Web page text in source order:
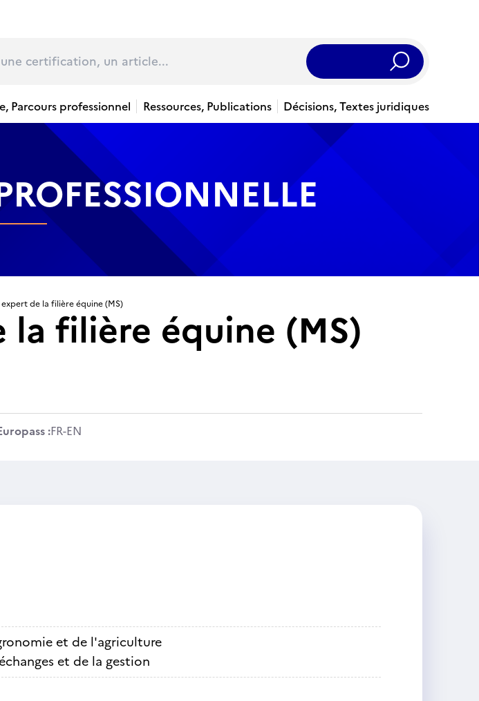
Rechercher
Parcours professionnel Ressources, Publications Décisions, Textes juridiques
de la filière équine (MS)
filière équine (MS)
:FR-EN
et de l'agriculture
et de la gestion